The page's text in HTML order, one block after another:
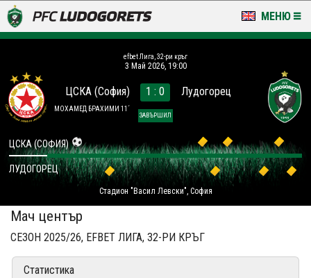
МЕНЮ
LUDOGORETS TV
НА ТЕРЕНА
СТАДИОН & БАЗИ
КЛУБ
ЗА ФЕНОВЕ
efbet Лига, 32-ри кръг
3 Май 2026, 19:00
ЦСКА (София)
МОХАМЕД БРАХИМИ 11´
1 : 0
ЗАВЪРШИЛ
Лудогорец
Стадион "Васил Левски", София
ЦСКА (СОФИЯ)
ЛУДОГОРЕЦ
Мач център
СЕЗОН 2025/26, EFBET ЛИГА, 32-РИ КРЪГ
Статистика